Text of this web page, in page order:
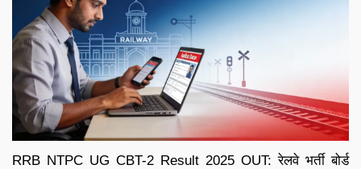
RRB NTPC UG CBT-2 Result 2025 OUT: रेलवे भर्ती बोर्ड